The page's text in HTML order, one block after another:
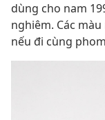
dùng cho nam
nghiêm. Các
nếu đi cùng